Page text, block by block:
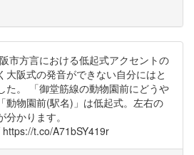
市方言における低起式アクセントの
大阪式の発音ができない自分にはと
た。 「御堂筋線の動物園前にどうや
動物園前(駅名)」は低起式。左右の
かります。
t.co/A71bSY419r